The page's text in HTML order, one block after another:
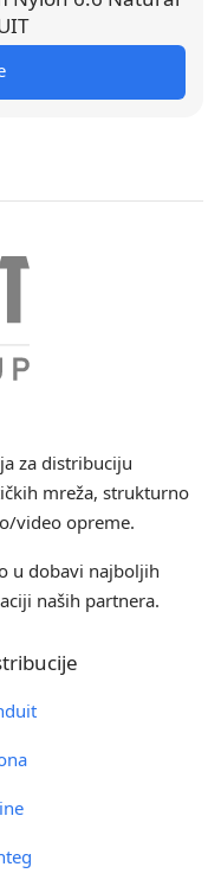
za distribuciju
mreža, strukturno
video opreme.
u dobavi najboljih
naših partnera.